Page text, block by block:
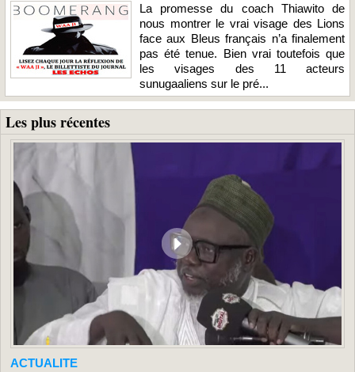
La promesse du coach Thiawito de
nous montrer le vrai visage des Lions
face aux Bleus français n’a finalement
pas été tenue. Bien vrai toutefois que
les visages des 11 acteurs
sunugaaliens sur le pré...
Les plus récentes
ACTUALITE